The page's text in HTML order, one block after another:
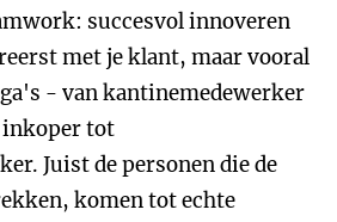
succesvol innoveren
met je klant, maar vooral
- van kantinemedewerker
tot
Juist de personen die de
komen tot echte